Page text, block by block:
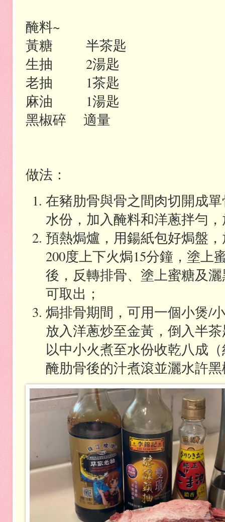
醃料~
黃糖
半茶匙
生抽 2湯匙
老抽 1茶匙
麻油 1湯匙
黑椒碎
適量
做法：
在豬肋骨與骨之間肉切開成
水份，加入醃料和洋蔥拌勻
預熱焗爐，用鍚紙包好焗盤
200度上下火焗15分鐘，塗上
後，反轉排骨、塗上蜜糖及
可取出；
焗排骨期間 ，可用一個小煲/
放入洋蔥炒至金黃，倒入半
以中小火煮至水份收乾八成
醃肋骨後的汁煮滾並灑水許